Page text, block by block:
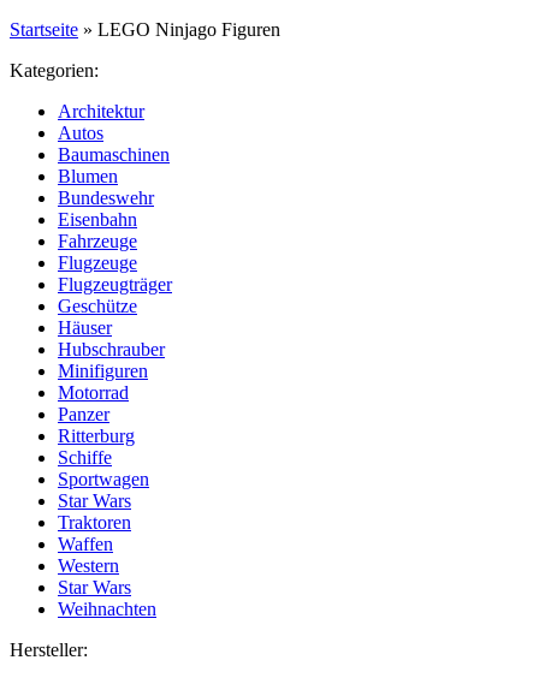
Startseite » LEGO Ninjago Figuren
Kategorien:
Architektur
Autos
Baumaschinen
Blumen
Bundeswehr
Eisenbahn
Fahrzeuge
Flugzeuge
Flugzeugträger
Geschütze
Häuser
Hubschrauber
Minifiguren
Motorrad
Panzer
Ritterburg
Schiffe
Sportwagen
Star Wars
Traktoren
Waffen
Western
Star Wars
Weihnachten
Hersteller: